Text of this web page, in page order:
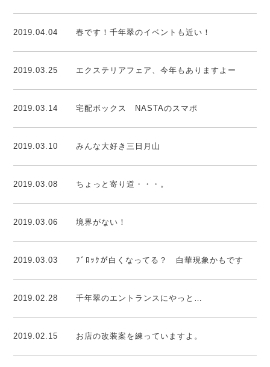
2019.04.04 春です！千年翠のイベントも近い！
2019.03.25 エクステリアフェア、今年もありますよー
2019.03.14 宅配ボックス NASTAのスマポ
2019.03.10 みんな大好き三日月山
2019.03.08 ちょっと寄り道・・・。
2019.03.06 境界がない！
2019.03.03 ﾌﾞﾛｯｸが白くなってる？ 白華現象かもです
2019.02.28 千年翠のエントランスにやっと…
2019.02.15 お店の改装案を練っていますよ。